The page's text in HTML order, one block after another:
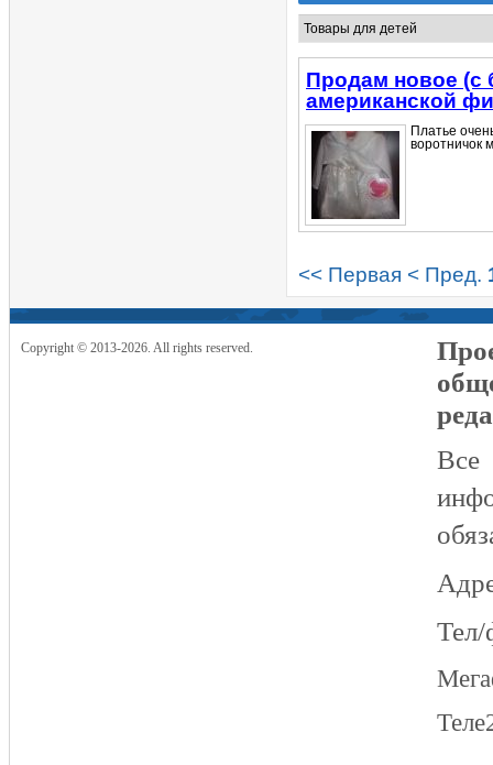
Продам новое (с
американской
Платье
воротничок
<< Первая < Пред.
Copyright © 2013-2026. All rights reserved.